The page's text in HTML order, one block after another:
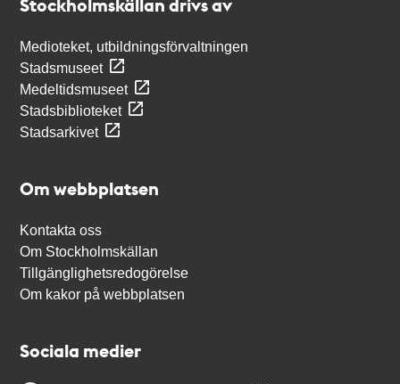
Stockholmskällan drivs av
Medioteket, utbildningsförvaltningen
Stadsmuseet
Medeltidsmuseet
Stadsbiblioteket
Stadsarkivet
Om webbplatsen
Kontakta oss
Om Stockholmskällan
Tillgänglighetsredogörelse
Om kakor på webbplatsen
Sociala medier